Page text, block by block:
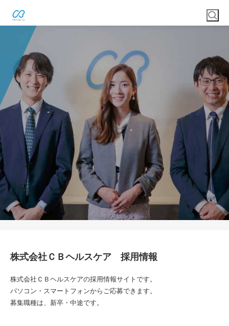
株式会社ＣＢヘルスケア 採用情報
株式会社ＣＢヘルスケアの採用情報サイトです。
パソコン・スマートフォンからご応募できます。
募集職種は、新卒・中途です。